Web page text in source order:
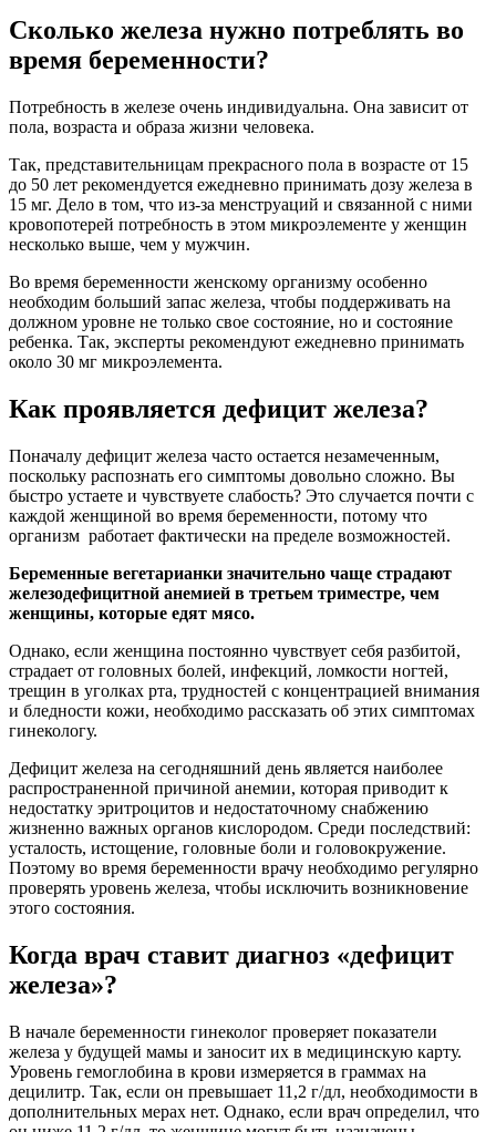
Сколько железа нужно потреблять во
время беременности?
Потребность в железе очень индивидуальна. Она зависит от
пола, возраста и образа жизни человека.
Так, представительницам прекрасного пола в возрасте от 15
до 50 лет рекомендуется ежедневно принимать дозу железа в
15 мг. Дело в том, что из-за менструаций и связанной с ними
кровопотерей потребность в этом микроэлементе у женщин
несколько выше, чем у мужчин.
Во время беременности женскому организму особенно
необходим больший запас железа, чтобы поддерживать на
должном уровне не только свое состояние, но и состояние
ребенка. Так, эксперты рекомендуют ежедневно принимать
около 30 мг микроэлемента.
Как проявляется дефицит железа?
Поначалу дефицит железа часто остается незамеченным,
поскольку распознать его симптомы довольно сложно. Вы
быстро устаете и чувствуете слабость? Это случается почти с
каждой женщиной во время беременности, потому что
организм работает фактически на пределе возможностей.
Беременные вегетарианки значительно чаще страдают
железодефицитной анемией в третьем триместре, чем
женщины, которые едят мясо.
Однако, если женщина постоянно чувствует себя разбитой,
страдает от головных болей, инфекций, ломкости ногтей,
трещин в уголках рта, трудностей с концентрацией внимания
и бледности кожи, необходимо рассказать об этих симптомах
гинекологу.
Дефицит железа на сегодняшний день является наиболее
распространенной причиной анемии, которая приводит к
недостатку эритроцитов и недостаточному снабжению
жизненно важных органов кислородом. Среди последствий:
усталость, истощение, головные боли и головокружение.
Поэтому во время беременности врачу необходимо регулярно
проверять уровень железа, чтобы исключить возникновение
этого состояния.
Когда врач ставит диагноз «дефицит
железа»?
В начале беременности гинеколог проверяет показатели
железа у будущей мамы и заносит их в медицинскую карту.
Уровень гемоглобина в крови измеряется в граммах на
децилитр. Так, если он превышает 11,2 г/дл, необходимости в
дополнительных мерах нет. Однако, если врач определил, что